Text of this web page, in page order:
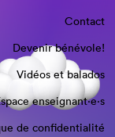
Contact
Devenir bénévole!
Vidéos et balados
enseignant·e⋅s
de confidentialité